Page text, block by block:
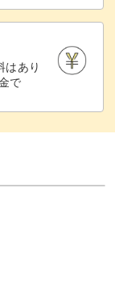
もお教えしま
素敵なインテ
あり
で